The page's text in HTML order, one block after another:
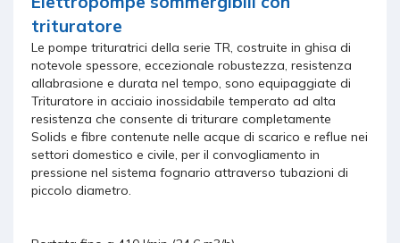
trituratore
Le pompe trituratrici della serie TR, costruite in ghisa di
notevole spessore, eccezionale robustezza, resistenza
allabrasione e durata nel tempo, sono equipaggiate di
Trituratore in acciaio inossidabile temperato ad alta
resistenza che consente di triturare completamente
Solids e fibre contenute nelle acque di scarico e reflue nei
settori domestico e civile, per il convogliamento in
pressione nel sistema fognario attraverso tubazioni di
piccolo diametro.